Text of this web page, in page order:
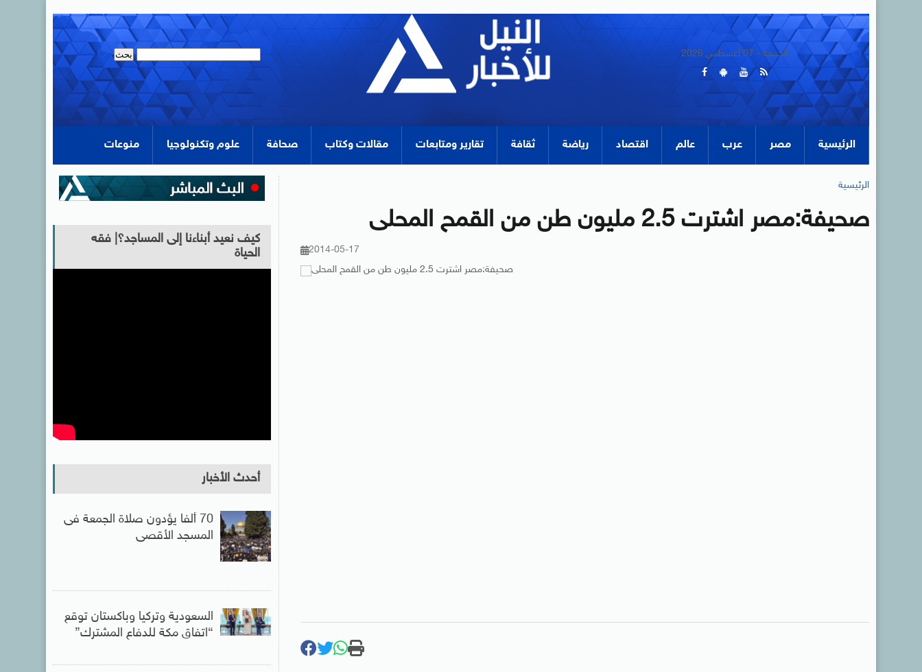
الجمعة - 07 أغسطس 2026
الرئيسية مصر عرب عالم اقتصاد رياضة ثقافة تقارير ومتابعات مقالات وكتاب صحافة علوم وتكنولوجيا منوعات
الرئيسية
صحيفة:مصر اشترت 2.5 مليون طن من القمح المحلى
2014-05-17
كيف نعيد أبناءنا إلى المساجد؟| فقه
الحياة
أحدث الأخبار
70 ألفا يؤدون صلاة الجمعة فى
المسجد الأقصى
السعودية وتركيا وباكستان توقع
“اتفاق مكة للدفاع المشترك”